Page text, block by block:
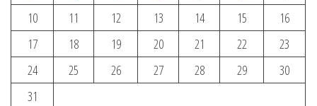
10
11 12 13 14 15
16
17
18 19 20 21 22
23
24
25 26 27 28 29
30
31